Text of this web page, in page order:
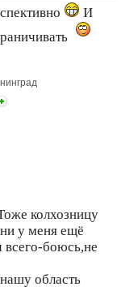
И
колхозницу
у меня ещё
всего-боюсь,не
область